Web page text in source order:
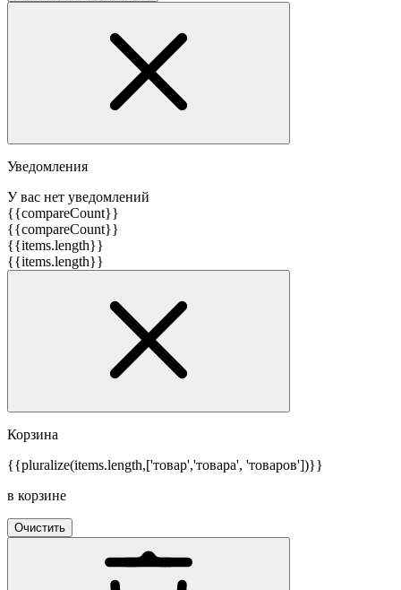
Уведомления
У вас нет уведомлений
{{compareCount}}
{{compareCount}}
{{items.length}}
{{items.length}}
Корзина
{{pluralize(items.length,['товар','товара', 'товаров'])}}
в корзине
Очистить